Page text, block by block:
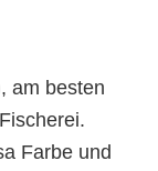
am besten
Farbe und